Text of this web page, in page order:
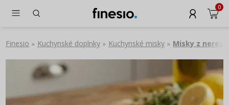
0
Finesio » Kuchynské doplnky » Kuchynské misky » Misky z